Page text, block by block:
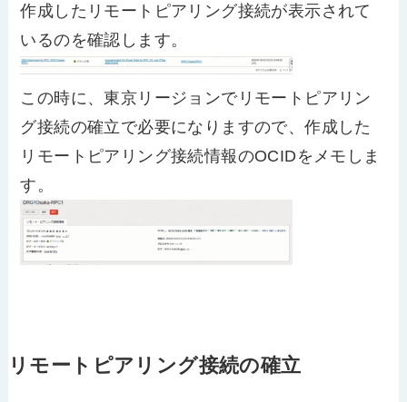
作成したリモートピアリング接続が表示されて
いるのを確認します。
この時に、東京リージョンでリモートピアリン
グ接続の確立で必要になりますので、作成した
リモートピアリング接続情報のOCIDをメモしま
す。
リモートピアリング接続の確立